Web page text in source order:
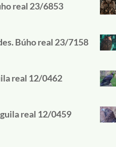
real 23/6853
Búho real 23/7158
real 12/0462
real 12/0459